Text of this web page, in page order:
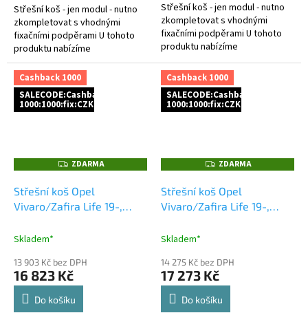
Střešní koš - jen modul - nutno
zkompletovat s vhodnými
fixačními podpěrami U tohoto
produktu nabízíme
1.000Kč cashback za platbu
předem a to buď bankovním
převodem,...
Střešní koš - jen modul - nutno
zkompletovat s vhodnými
fixačními podpěrami U tohoto
produktu nabízíme
1.000Kč cashback za platbu
předem a to buď bankovním
převodem,...
Cashback 1000
SALECODE:Cashback
1000:1000:fix:CZK
Z
D
R
M
A
ZDARMA
Střešní koš Opel
Vivaro/Zafira Life 19-,
1000 Kč jako dodatečná
Skladem*
13 903 Kč bez DPH
16 823 Kč
Do košíku
Cashback 1000
SALECODE:Cashback
1000:1000:fix:CZK
Z
D
R
M
A
ZDARMA
Střešní koš Opel
Vivaro/Zafira Life 19-,
1000 Kč jako dodatečná
Skladem*
14 275 Kč bez DPH
17 273 Kč
Do košíku